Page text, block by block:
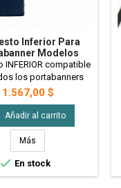
Inferior Para
Modelos
"ECO"
INFERIOR compatible
los portabanners
modelo ECO.
Precio
1.567,00 $
Añadir al carrito
Más
 En stock